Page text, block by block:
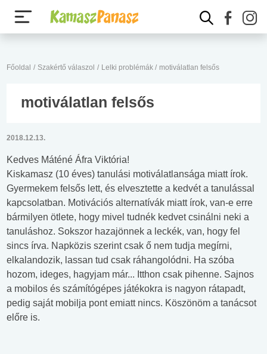
Főoldal / Szakértő válaszol / Lelki problémák / motiválatlan felsős
motiválatlan felsős
2018.12.13.
Kedves Máténé Áfra Viktória!
Kiskamasz (10 éves) tanulási motiválatlansága miatt írok.
Gyermekem felsős lett, és elvesztette a kedvét a tanulással
kapcsolatban. Motivációs alternatívák miatt írok, van-e erre
bármilyen ötlete, hogy mivel tudnék kedvet csinálni neki a
tanuláshoz. Sokszor hazajönnek a leckék, van, hogy fel
sincs írva. Napközis szerint csak ő nem tudja megírni,
elkalandozik, lassan tud csak ráhangolódni. Ha szóba
hozom, ideges, hagyjam már... Itthon csak pihenne. Sajnos
a mobilos és számítógépes játékokra is nagyon rátapadt,
pedig saját mobilja pont emiatt nincs. Köszönöm a tanácsot
előre is.